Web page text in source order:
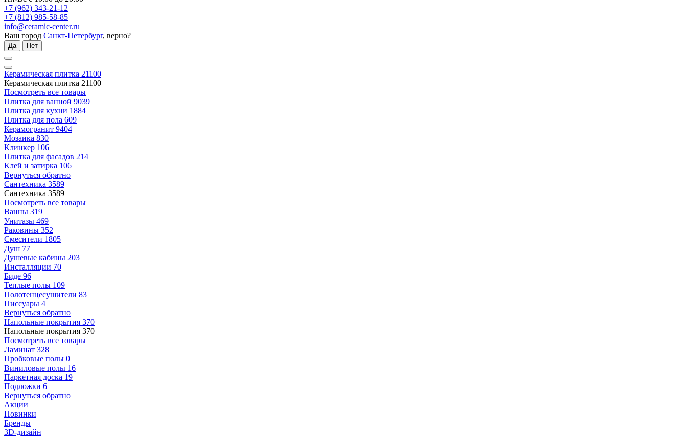
+7 (962) 343-21-12
+7 (812) 985-58-85
info@ceramic-center.ru
Ваш город Санкт-Петербург, верно?
Да Нет
Керамическая плитка 21100
Керамическая плитка 21100
Посмотреть все товары
Плитка для ванной 9039
Плитка для кухни 1884
Плитка для пола 609
Керамогранит 9404
Мозаика 830
Клинкер 106
Плитка для фасадов 214
Клей и затирка 106
Вернуться обратно
Сантехника 3589
Сантехника 3589
Посмотреть все товары
Ванны 319
Унитазы 469
Раковины 352
Смесители 1805
Душ 77
Душевые кабины 203
Инсталляции 70
Биде 96
Теплые полы 109
Полотенцесушители 83
Писсуары 4
Вернуться обратно
Напольные покрытия 370
Напольные покрытия 370
Посмотреть все товары
Ламинат 328
Пробковые полы 0
Виниловые полы 16
Паркетная доска 19
Подложки 6
Вернуться обратно
Акции
Новинки
Бренды
3D-дизайн